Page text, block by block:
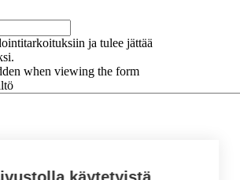
ja tulee jättää
when viewing the form